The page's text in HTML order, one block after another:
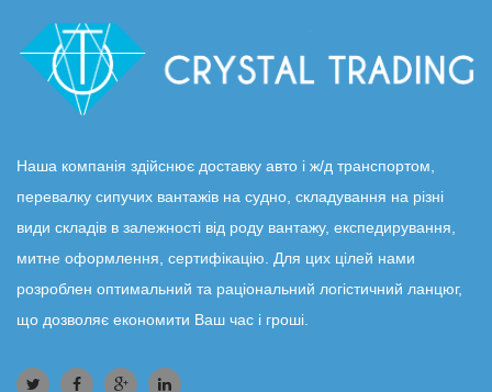
Наша компанія здійснює доставку авто і ж/д транспортом,
перевалку сипучих вантажів на судно, складування на різні
види складів в залежності від роду вантажу, експедирування,
митне оформлення, сертифікацію. Для цих цілей нами
розроблен оптимальний та раціональний логістичний ланцюг,
що дозволяє економити Ваш час і гроші.